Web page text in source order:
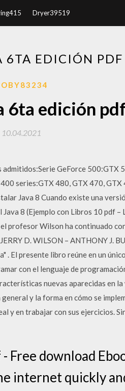
Dryer39519
6TA EDICIÓN
6ta edición
10.04.2021
GeForce 500:GTX
series:GTX 480, GTX 470, GTX
Java 8 Cuando existe una
8 (Ejemplo con Libros 10 pdf –
profesor Wilson ha continuado
D. WILSON – ANTHONY J.
. El presente libro reúne en un
con el lenguaje de
nuevas aparecidas en
y la forma en cómo se
y en trabajar con sus ejercicios.
Free download
internet quickly